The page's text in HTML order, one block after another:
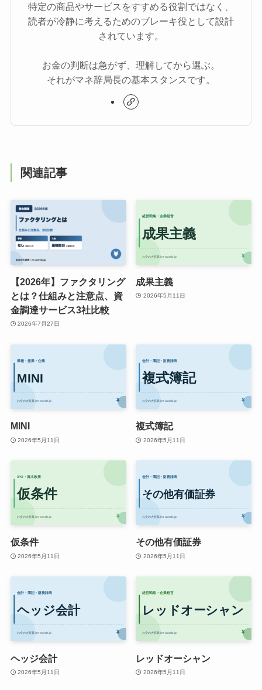
特定の商品やサービスをすすめる役割ではなく、
読者が冷静に考えるためのブレーキ役として設計
されています。
お金の判断は急がず、理解してから選ぶ。
それがマネ辞局長の基本スタンスです。
関連記事
【2026年】ファクタリング
とは？仕組みと注意点、資
金調達サービス3社比較
2026年7月27日
成果主義
2026年5月11日
MINI
2026年5月11日
複式簿記
2026年5月11日
仮条件
2026年5月11日
その他有価証券
2026年5月11日
ヘッジ会計
2026年5月11日
レッドオーシャン
2026年5月11日